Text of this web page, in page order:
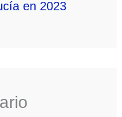
en 2023